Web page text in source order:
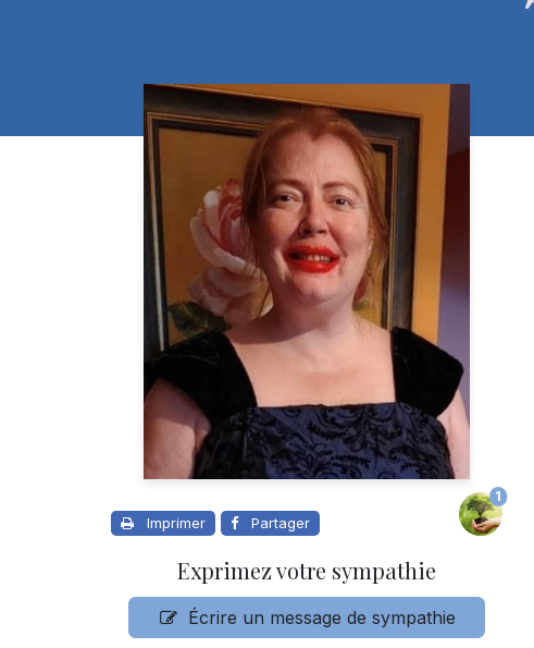
Imprimer Partager
1
Exprimez votre sympathie
Écrire un message de sympathie